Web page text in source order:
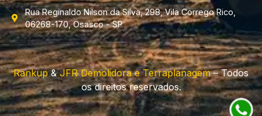
Rua Reginaldo Nilson da Silva, 298, Vila Corrego Rico,
06268-170, Osasco - SP
Rankup&JFR Demolidora e Terraplanagem– Todos
os direitos reservados.